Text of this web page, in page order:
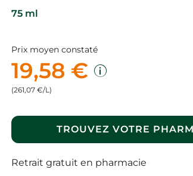
75 ml
Prix moyen constaté
19,58 €
(261,07 €/L)
TROUVEZ VOTRE
Retrait gratuit en pharmacie